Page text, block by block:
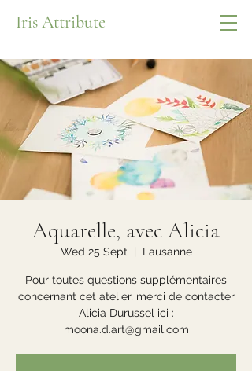
Iris Attribute
Aquarelle, avec Alicia
Wed 25 Sept
  |
Lausanne
Pour toutes questions supplémentaires
concernant cet atelier, merci de contacter
Alicia Durussel ici :
moona.d.art@gmail.com